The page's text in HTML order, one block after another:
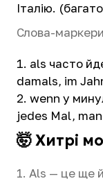
Італію.
Слова-
als часто
damals, im
wenn у
jedes Mal,
🤯 Хитрі
1. Als — це ще